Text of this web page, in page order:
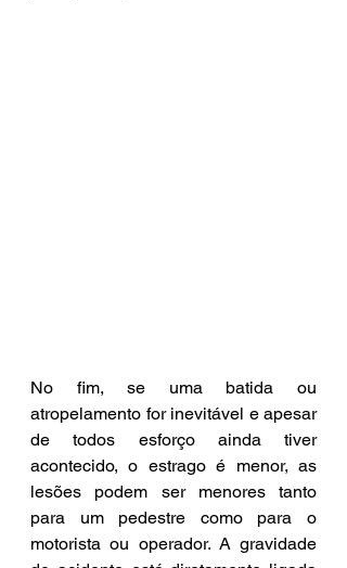
No fim, se uma batida ou
atropelamento for inevitável e apesar
de todos esforço ainda tiver
acontecido, o estrago é menor, as
lesões podem ser menores tanto
para um pedestre como para o
motorista ou operador. A gravidade